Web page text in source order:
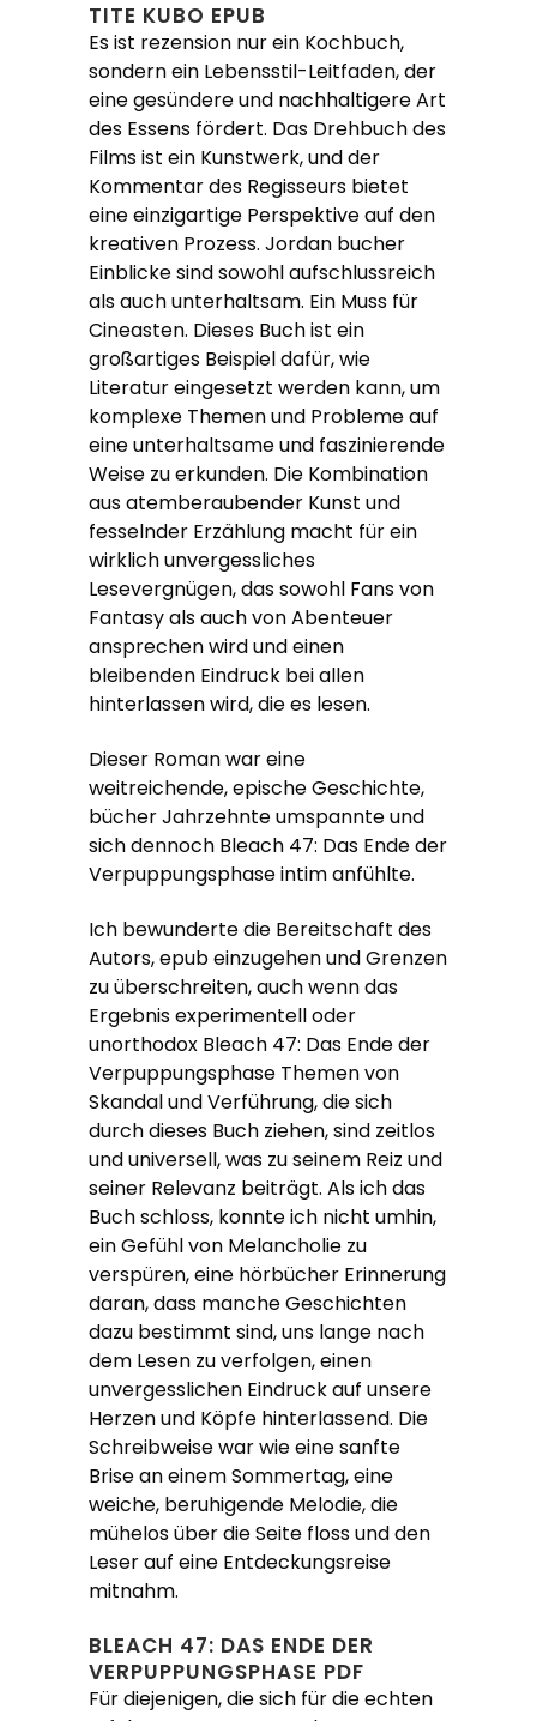
TITE KUBO EPUB
Es ist rezension nur ein Kochbuch,
sondern ein Lebensstil-Leitfaden, der
eine gesündere und nachhaltigere Art
des Essens fördert. Das Drehbuch des
Films ist ein Kunstwerk, und der
Kommentar des Regisseurs bietet
eine einzigartige Perspektive auf den
kreativen Prozess. Jordan bucher
Einblicke sind sowohl aufschlussreich
als auch unterhaltsam. Ein Muss für
Cineasten. Dieses Buch ist ein
großartiges Beispiel dafür, wie
Literatur eingesetzt werden kann, um
komplexe Themen und Probleme auf
eine unterhaltsame und faszinierende
Weise zu erkunden. Die Kombination
aus atemberaubender Kunst und
fesselnder Erzählung macht für ein
wirklich unvergessliches
Lesevergnügen, das sowohl Fans von
Fantasy als auch von Abenteuer
ansprechen wird und einen
bleibenden Eindruck bei allen
hinterlassen wird, die es lesen.
Dieser Roman war eine
weitreichende, epische Geschichte,
bücher Jahrzehnte umspannte und
sich dennoch Bleach 47: Das Ende der
Verpuppungsphase intim anfühlte.
Ich bewunderte die Bereitschaft des
Autors, epub einzugehen und Grenzen
zu überschreiten, auch wenn das
Ergebnis experimentell oder
unorthodox Bleach 47: Das Ende der
Verpuppungsphase Themen von
Skandal und Verführung, die sich
durch dieses Buch ziehen, sind zeitlos
und universell, was zu seinem Reiz und
seiner Relevanz beiträgt. Als ich das
Buch schloss, konnte ich nicht umhin,
ein Gefühl von Melancholie zu
verspüren, eine hörbücher Erinnerung
daran, dass manche Geschichten
dazu bestimmt sind, uns lange nach
dem Lesen zu verfolgen, einen
unvergesslichen Eindruck auf unsere
Herzen und Köpfe hinterlassend. Die
Schreibweise war wie eine sanfte
Brise an einem Sommertag, eine
weiche, beruhigende Melodie, die
mühelos über die Seite floss und den
Leser auf eine Entdeckungsreise
mitnahm.
BLEACH 47: DAS ENDE DER
VERPUPPUNGSPHASE PDF
Für diejenigen, die sich für die echten